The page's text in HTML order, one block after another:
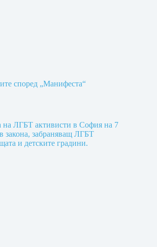
според „Манифеста“